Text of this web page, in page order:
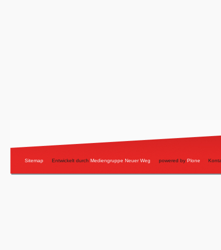
Sitemap Entwickelt durch Mediengruppe Neuer Weg powered by Plone